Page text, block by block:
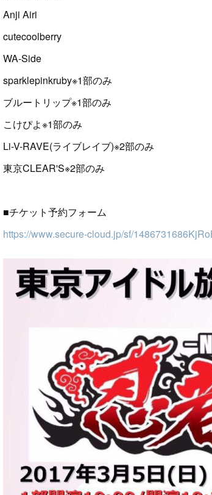
Anji Airi
cutecoolberry
WA-Side
sparklepinkruby※1部のみ
ブルートリップ※1部のみ
こけぴよ※1部のみ
Li-V-RAVE(ライブレイブ)※2部のみ
東京CLEAR'S※2部のみ
■チケット予約フォーム
https://www.secure-cloud.jp/sf/